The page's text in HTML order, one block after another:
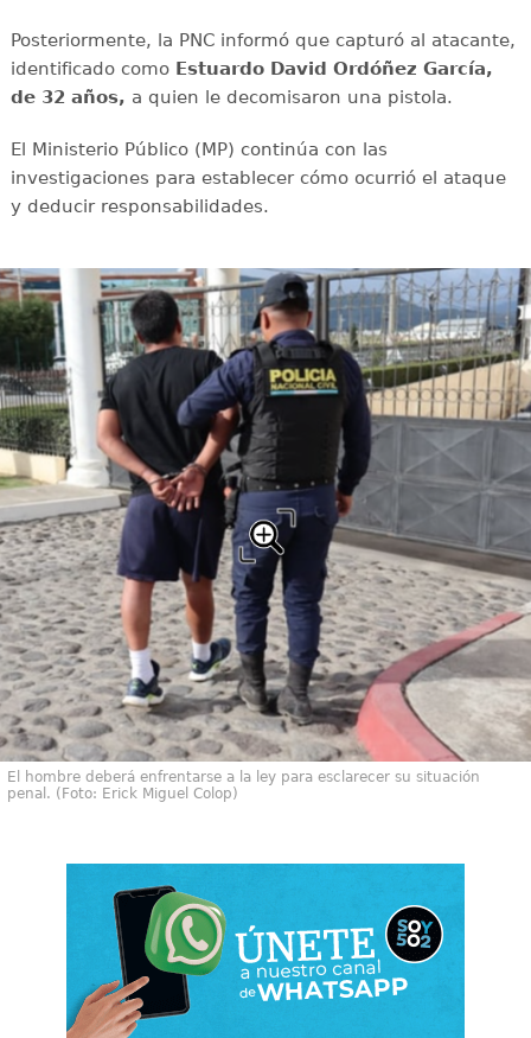
Posteriormente, la PNC informó que capturó al atacante,
identificado como Estuardo David Ordóñez García,
de 32 años, a quien le decomisaron una pistola.
El Ministerio Público (MP) continúa con las
investigaciones para establecer cómo ocurrió el ataque
y deducir responsabilidades.
El hombre deberá enfrentarse a la ley para esclarecer su situación
penal. (Foto: Erick Miguel Colop)